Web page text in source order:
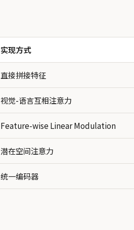
实现方式
直接拼接特征
视觉-语言互相注意力
Feature-wise Linear Modulation
潜在空间注意力
统一编码器